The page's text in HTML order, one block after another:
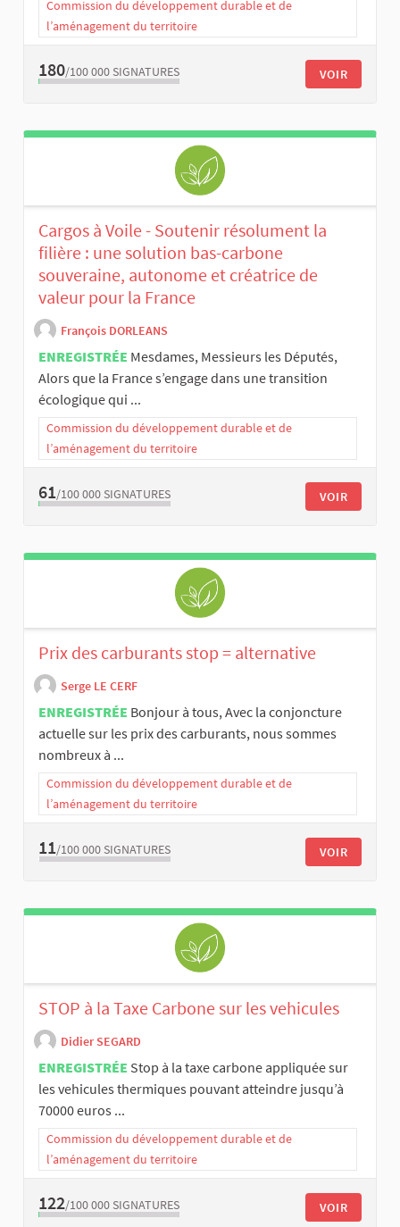
Commission du développement durable et de
l’aménagement du territoire
180/100 000 SIGNATURES VOIR
Cargos à Voile - Soutenir résolument la
filière : une solution bas-carbone
souveraine, autonome et créatrice de
valeur pour la France
François DORLEANS
ENREGISTRÉE Mesdames, Messieurs les Députés,
Alors que la France s’engage dans une transition
écologique qui ...
Commission du développement durable et de
l’aménagement du territoire
61/100 000 SIGNATURES VOIR
Prix des carburants stop = alternative
Serge LE CERF
ENREGISTRÉE Bonjour à tous, Avec la conjoncture
actuelle sur les prix des carburants, nous sommes
nombreux à ...
Commission du développement durable et de
l’aménagement du territoire
11/100 000 SIGNATURES VOIR
STOP à la Taxe Carbone sur les vehicules
Didier SEGARD
ENREGISTRÉE Stop à la taxe carbone appliquée sur
les vehicules thermiques pouvant atteindre jusqu’à
70000 euros ...
Commission du développement durable et de
l’aménagement du territoire
122/100 000 SIGNATURES VOIR